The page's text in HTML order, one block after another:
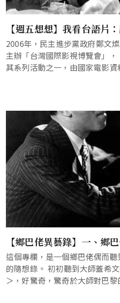
【週五想想】我看台語片
2006年，民主進步黨政府鄭文
主辦「台灣國際影視博覽會」
其系列活動之一，由國家電影資
【鄉巴佬異藝錄】一、鄉
這個專欄，是一個鄉巴佬偶而
的隨想錄。 初初聽到大師蓋希
＞，好驚奇，驚奇於大師對巴黎